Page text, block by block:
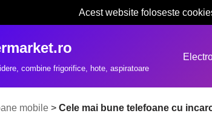
Acest website foloseste
combine frigorifice, hote, aspiratoare
mobile > Cele mai bune telefoane cu